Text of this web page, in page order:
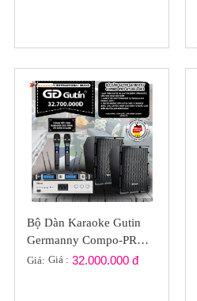
Bộ Dàn Karaoke Gutin
Germanny Compo-PRO
GT2022-051
Giá: Giá : 32.000.000 đ